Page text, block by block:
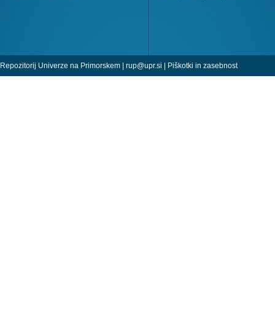
Repozitorij Univerze na Primorskem | rup@upr.si | Piškotki in zasebnost